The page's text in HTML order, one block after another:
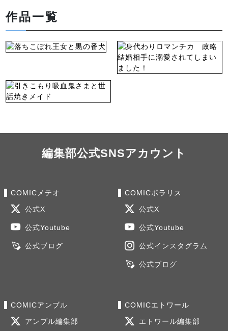
作品一覧
編集部公式SNSアカウント
COMICメテオ
公式X
公式Youtube
公式ブログ
COMICポラリス
公式X
公式Youtube
公式インスタグラム
公式ブログ
COMICアンブル
アンブル編集部
COMICエトワール
エトワール編集部